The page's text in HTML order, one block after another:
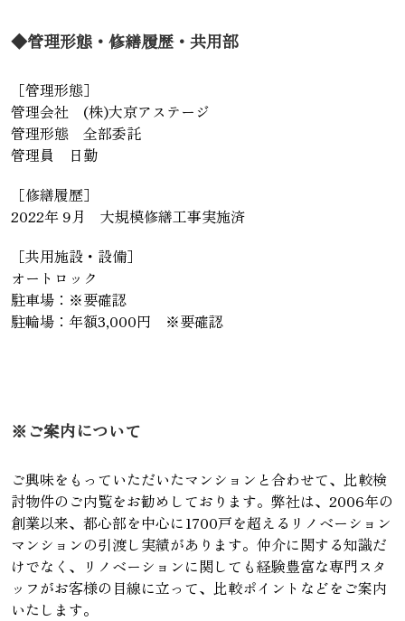
◆管理形態・修繕履歴・共用部
［管理形態］
管理会社 (株)大京アステージ
管理形態 全部委託
管理員 日勤
［修繕履歴］
2022年 9月 大規模修繕工事実施済
［共用施設・設備］
オートロック
駐車場：※要確認
駐輪場：年額3,000円 ※要確認
※ご案内について
ご興味をもっていただいたマンションと合わせて、比較検
討物件のご内覧をお勧めしております。弊社は、2006年の
創業以来、都心部を中心に1700戸を超えるリノベーション
マンションの引渡し実績があります。仲介に関する知識だ
けでなく、リノベーションに関しても経験豊富な専門スタ
ッフがお客様の目線に立って、比較ポイントなどをご案内
いたします。